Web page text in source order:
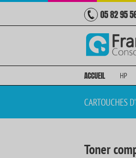
05 82 95
ACCUEIL HP
CARTOUCHES
Toner